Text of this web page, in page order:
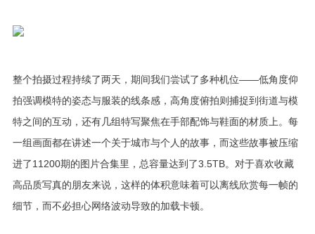
整个拍摄过程持续了两天，期间我们尝试了多种机位——低角度仰
拍强调模特的姿态与服装的线条感，高角度俯拍则捕捉到街道与模
特之间的互动，还有几组特写聚焦在手部配饰与鞋面的材质上。每
一组画面都在讲述一个关于城市与个人的故事，而这些故事被压缩
进了11200期的图片合集里，总容量达到了3.5TB。对于喜欢收藏
高品质写真的朋友来说，这样的体积意味着可以离线欣赏每一帧的
细节，而不必担心网络波动导致的加载卡顿。